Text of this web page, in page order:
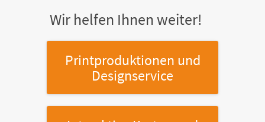
Wir helfen Ihnen weiter!
Printproduktionen und
Designservice